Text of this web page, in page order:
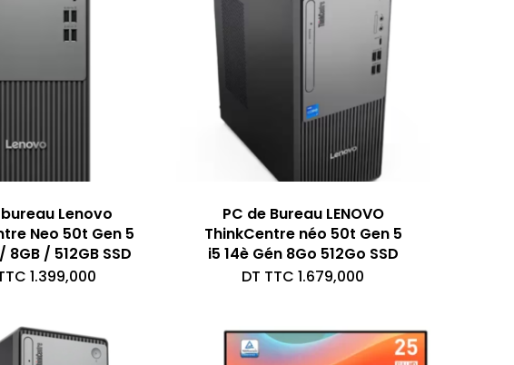
Lenovo
Neo 50t Gen 5
8GB / 512GB SSD
1.399,000
PC de Bureau LENOVO
ThinkCentre néo 50t Gen 5
i5 14è Gén 8Go 512Go SSD
DT TTC 1.679,000